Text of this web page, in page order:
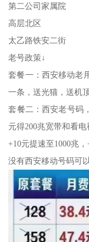
第二公司家属院
高层北区
太乙路铁安二街
老号政策↓
套餐一：西安移动老
一条，送光猫，送机
套餐二：西安老号码
元得200兆宽带和看电
+10元提速至1000兆
没有西安移动号码可